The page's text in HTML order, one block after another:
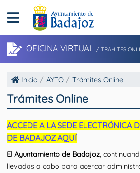
OFICINA VIRTUAL / TRÁMITES
Inicio AYTO Trámites Online
Trámites Online
ACCEDE A LA SEDE ELECTRÓNICA
DE BADAJOZ AQUÍ
El Ayuntamiento de Badajoz,
llevadas a cabo para acercar